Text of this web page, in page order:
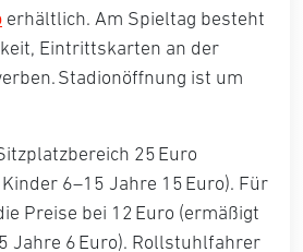
erhältlich. Am Spieltag besteht
Eintrittskarten an der
Stadionöffnung ist um
25 Euro
6–15 Jahre 15 Euro). Für
Preise bei 12 Euro (ermäßigt
Jahre 6 Euro). Rollstuhlfahrer